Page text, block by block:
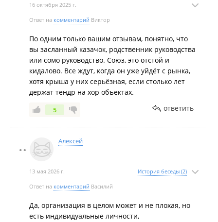
16 октября 2025 г.
Ответ на комментарий Виктор
По одним только вашим отзывам, понятно, что
вы засланный казачок, родственник руководства
или сомо руководство. Союз, это отстой и
кидалово. Все ждут, когда он уже уйдёт с рынка,
хотя крыша у них серьёзная, если столько лет
держат тендр на хор объектах.
5 ответить
Алексей
13 мая 2026 г. История беседы (2)
Ответ на комментарий Василий
Да, организация в целом может и не плохая, но
есть индивидуальные личности,